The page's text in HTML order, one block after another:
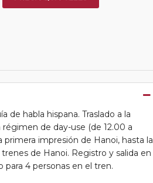
de habla hispana. Traslado a la
de day-use (de 12.00 a
impresión de Hanoi, hasta la
de Hanoi. Registro y salida en
4 personas en el tren.